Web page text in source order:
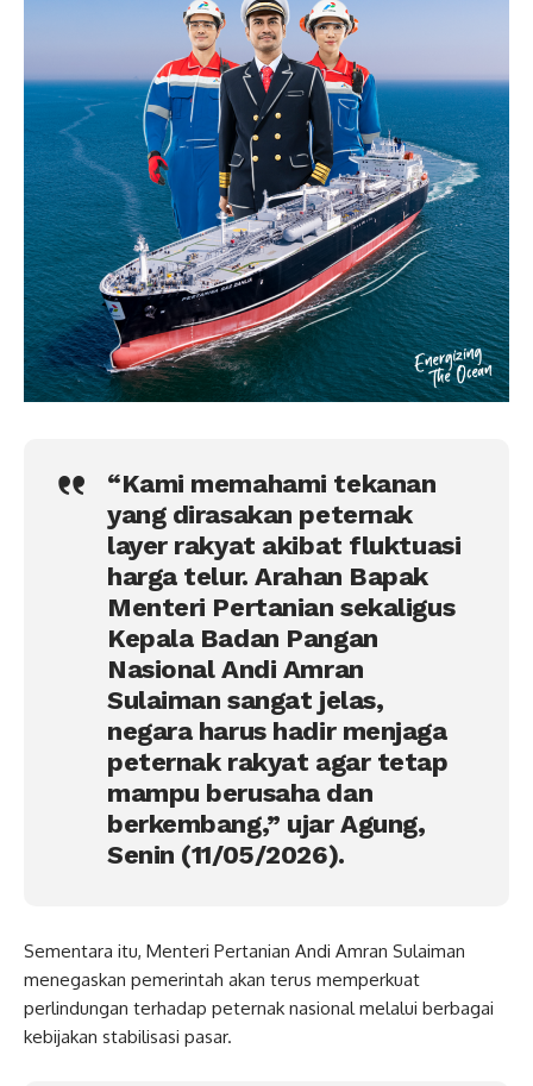
“Kami memahami tekanan
yang dirasakan peternak
layer rakyat akibat fluktuasi
harga telur. Arahan Bapak
Menteri Pertanian sekaligus
Kepala Badan Pangan
Nasional Andi Amran
Sulaiman sangat jelas,
negara harus hadir menjaga
peternak rakyat agar tetap
mampu berusaha dan
berkembang,” ujar Agung,
Senin (11/05/2026).
Sementara itu, Menteri Pertanian Andi Amran Sulaiman
menegaskan pemerintah akan terus memperkuat
perlindungan terhadap peternak nasional melalui berbagai
kebijakan stabilisasi pasar.